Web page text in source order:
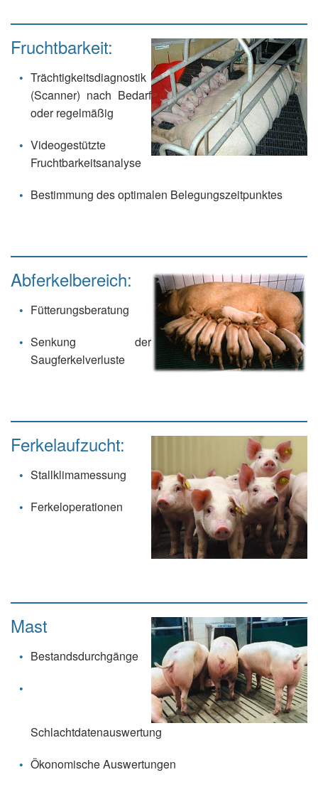
Fruchtbarkeit:
Trächtigkeitsdiagnostik
(Scanner) nach Bedarf
oder regelmäßig
Videogestützte
Fruchtbarkeitsanalyse
Bestimmung des optimalen Belegungszeitpunktes
Abferkelbereich:
Fütterungsberatung
Senkung der
Saugferkelverluste
Ferkelaufzucht:
Stallklimamessung
Ferkeloperationen
Mast
Bestandsdurchgänge
Schlachtdatenauswertung
Ökonomische Auswertungen